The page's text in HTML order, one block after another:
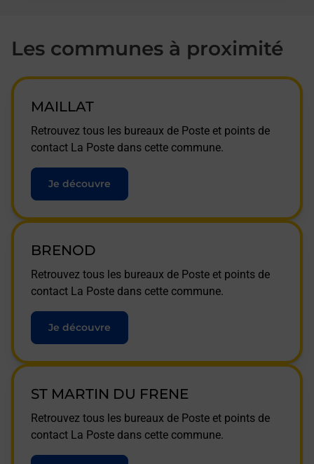
Les communes à proximité
MAILLAT
Retrouvez tous les bureaux de Poste et points de
contact La Poste dans cette commune.
Je découvre
BRENOD
Retrouvez tous les bureaux de Poste et points de
contact La Poste dans cette commune.
Je découvre
ST MARTIN DU FRENE
Retrouvez tous les bureaux de Poste et points de
contact La Poste dans cette commune.